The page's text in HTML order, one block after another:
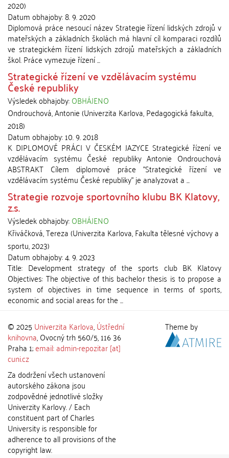
2020)
Datum obhajoby:8. 9. 2020
Diplomová práce nesoucí název Strategie řízení lidských zdrojů v
mateřských a základních školách má hlavní cíl komparaci rozdílů
ve strategickém řízení lidských zdrojů mateřských a základních
škol. Práce vymezuje řízení ...
Strategické řízení ve vzdělávacím systému
České republiky
Výsledek obhajoby:OBHÁJENO
Ondrouchová, Antonie(Univerzita Karlova, Pedagogická fakulta,
2018)
Datum obhajoby:10. 9. 2018
K DIPLOMOVÉ PRÁCI V ČESKÉM JAZYCE Strategické řízení ve
vzdělávacím systému České republiky Antonie Ondrouchová
ABSTRAKT Cílem diplomové práce "Strategické řízení ve
vzdělávacím systému České republiky" je analyzovat a ...
Strategie rozvoje sportovního klubu BK Klatovy,
z.s.
Výsledek obhajoby:OBHÁJENO
Křiváčková, Tereza(Univerzita Karlova, Fakulta tělesné výchovy a
sportu,2023)
Datum obhajoby:4. 9. 2023
Title: Development strategy of the sports club BK Klatovy
Objectives: The objective of this bachelor thesis is to propose a
system of objectives in time sequence in terms of sports,
economic and social areas for the ...
© 2025 Univerzita Karlova,Ústřední
knihovna, Ovocný trh 560/5, 116 36
Praha 1;email: admin-repozitar [at]
cuni.cz
Za dodržení všech ustanovení
autorského zákona jsou
zodpovědné jednotlivé složky
Univerzity Karlovy. / Each
constituent part of Charles
University is responsible for
adherence to all provisions of the
copyright law.
Theme by